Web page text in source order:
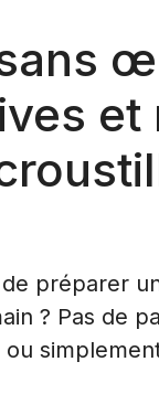
et
préparer
? Pas de
ou